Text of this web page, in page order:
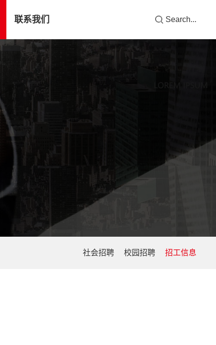
联系我们 Search...
社会招聘 校园招聘 招工信息